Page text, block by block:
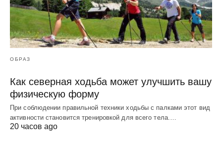
ОБРАЗ
Как северная ходьба может улучшить вашу
физическую форму
При соблюдении правильной техники ходьбы с палками этот вид
активности становится тренировкой для всего тела.…
20 часов ago